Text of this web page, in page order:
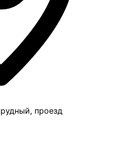
проезд